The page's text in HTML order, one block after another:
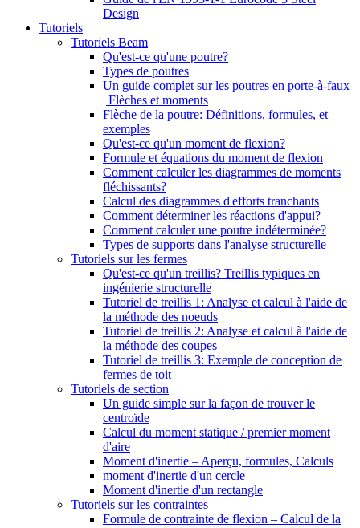
Design
Tutoriels
Tutoriels Beam
Qu'est-ce qu'une poutre?
Types de poutres
Un guide complet sur les poutres en porte-à-faux
| Flèches et moments
Flèche de la poutre: Définitions, formules, et
exemples
Qu'est-ce qu'un moment de flexion?
Formule et équations du moment de flexion
Comment calculer les diagrammes de moments
fléchissants?
Calcul des diagrammes d'efforts tranchants
Comment déterminer les réactions d'appui?
Comment calculer une poutre indéterminée?
Types de supports dans l'analyse structurelle
Tutoriels sur les fermes
Qu'est-ce qu'un treillis? Treillis typiques en
ingénierie structurelle
Tutoriel de treillis 1: Analyse et calcul à l'aide de
la méthode des noeuds
Tutoriel de treillis 2: Analyse et calcul à l'aide de
la méthode des coupes
Tutoriel de treillis 3: Exemple de conception de
fermes de toit
Tutoriels de section
Un guide simple sur la façon de trouver le
centroïde
Calcul du moment statique / premier moment
d'aire
Moment d'inertie – Aperçu, formules, Calculs
moment d'inertie d'un cercle
Moment d'inertie d'un rectangle
Tutoriels sur les contraintes
Formule de contrainte de flexion – Calcul de la